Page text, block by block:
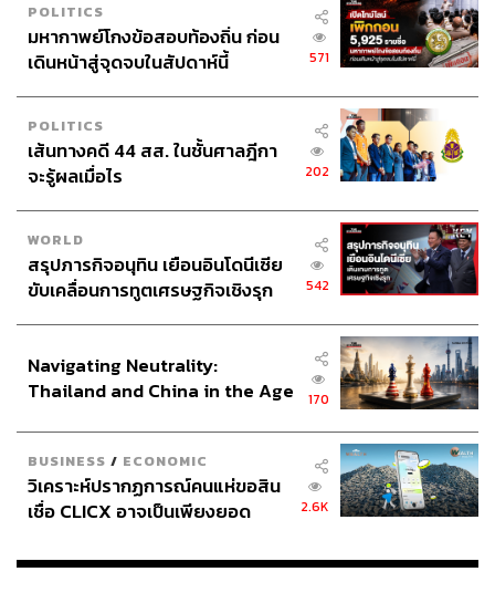
POLITICS
มหากาพย์โกงข้อสอบท้องถิ่น ก่อน
เดินหน้าสู่จุดจบในสัปดาห์นี้
571
POLITICS
เส้นทางคดี 44 สส. ในชั้นศาลฎีกา
จะรู้ผลเมื่อไร
202
WORLD
สรุปภารกิจอนุทิน เยือนอินโดนีเซีย
ขับเคลื่อนการทูตเศรษฐกิจเชิงรุก
542
Navigating Neutrality:
Thailand and China in the Age
170
BUSINESS / ECONOMIC
วิเคราะห์ปรากฏการณ์คนแห่ขอสิน
เชื่อ CLICX อาจเป็นเพียงยอด
เรือนไทยที่ถูกซุกไว้
2.6K